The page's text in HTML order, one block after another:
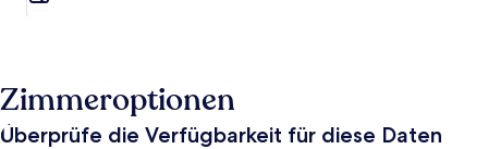
Zimmeroptionen
Überprüfe die Verfügbarkeit für diese Daten